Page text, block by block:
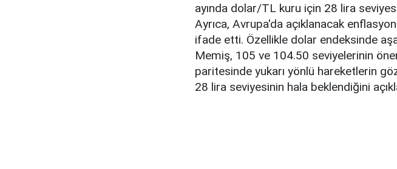
ayında dolar/TL kuru için 28 lira
Ayrıca, Avrupa'da açıklanacak
ifade etti. Özellikle dolar endeksinde
Memiş, 105 ve 104.50 seviyelerinin
paritesinde yukarı yönlü hareketlerin
28 lira seviyesinin hala beklendiğini